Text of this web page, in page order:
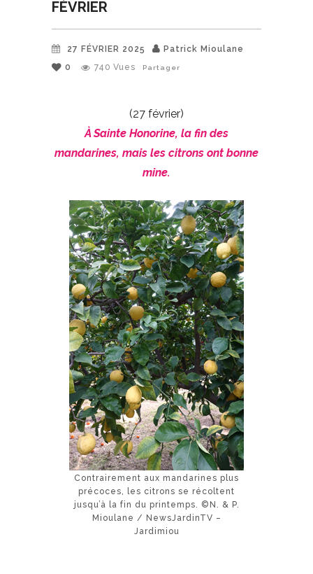
FÉVRIER
27 FÉVRIER 2025
Patrick Mioulane
0
740 Vues Partager
(27 février)
À Sainte Honorine, la fin des
mandarines, mais les citrons ont bonne
mine.
Contrairement aux mandarines plus
précoces, les citrons se récoltent
jusqu’à la fin du printemps. ©N. & P.
Mioulane / NewsJardinTV –
Jardimiou